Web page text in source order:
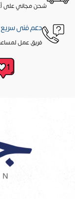
شحن مجاني على
دعم فنى سريع
فريق عمل